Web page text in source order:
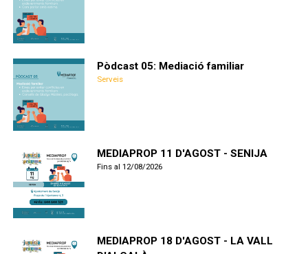
Pòdcast 05: Mediació familiar
Serveis
MEDIAPROP 11 D'AGOST - SENIJA
Fins al 12/08/2026
MEDIAPROP 18 D'AGOST - LA VALL